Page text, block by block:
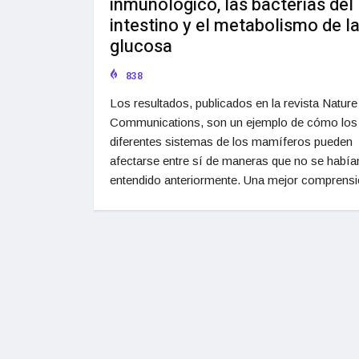
intestino y el metabolismo de la
glucosa
838
Los resultados, publicados en la revista Nature
Communications, son un ejemplo de cómo los
diferentes sistemas de los mamíferos pueden
afectarse entre sí de maneras que no se
entendido anteriormente. Una mejor